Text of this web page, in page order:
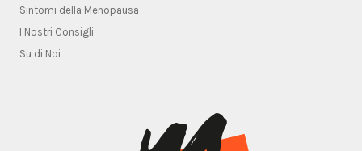
Sintomi della Menopausa
I Nostri Consigli
Su di Noi